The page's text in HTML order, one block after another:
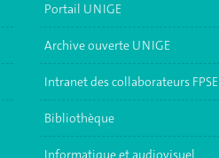
Portail UNIGE
Archive ouverte UNIGE
Intranet des collaborateurs FPSE
Bibliothèque
Informatique et audiovisuel